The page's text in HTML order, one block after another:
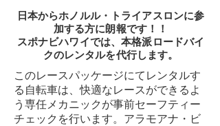
日本からホノルル・トライアスロンに参
加する方に朗報です！！
スポナビハワイでは、本格派ロードバイ
クのレンタルを代行します。
このレースパッケージにてレンタルす
る自転車は、快適なレースができるよ
う専任メカニックが事前セーフティー
チェックを行います。アラモアナ・ビ